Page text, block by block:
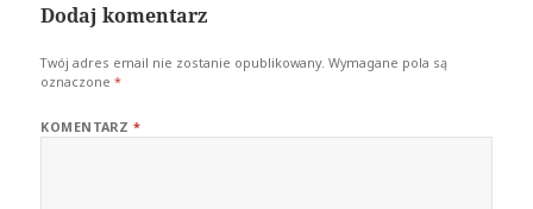
Dodaj komentarz
Twój adres email nie zostanie opublikowany. Wymagane pola są
oznaczone*
KOMENTARZ *